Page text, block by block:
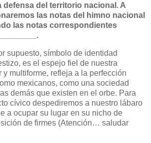
defensa del territorio nacional. A
las notas del himno nacional
las notas correspondientes
supuesto, símbolo de identidad
es el espejo fiel de nuestra
y multiforme, refleja a la perfección
mexicanos, como una sociedad
demás que existen en el orbe. Para
cívico despediremos a nuestro lábaro
a ocupar su lugar en su nicho de
de firmes (Atención… saludar